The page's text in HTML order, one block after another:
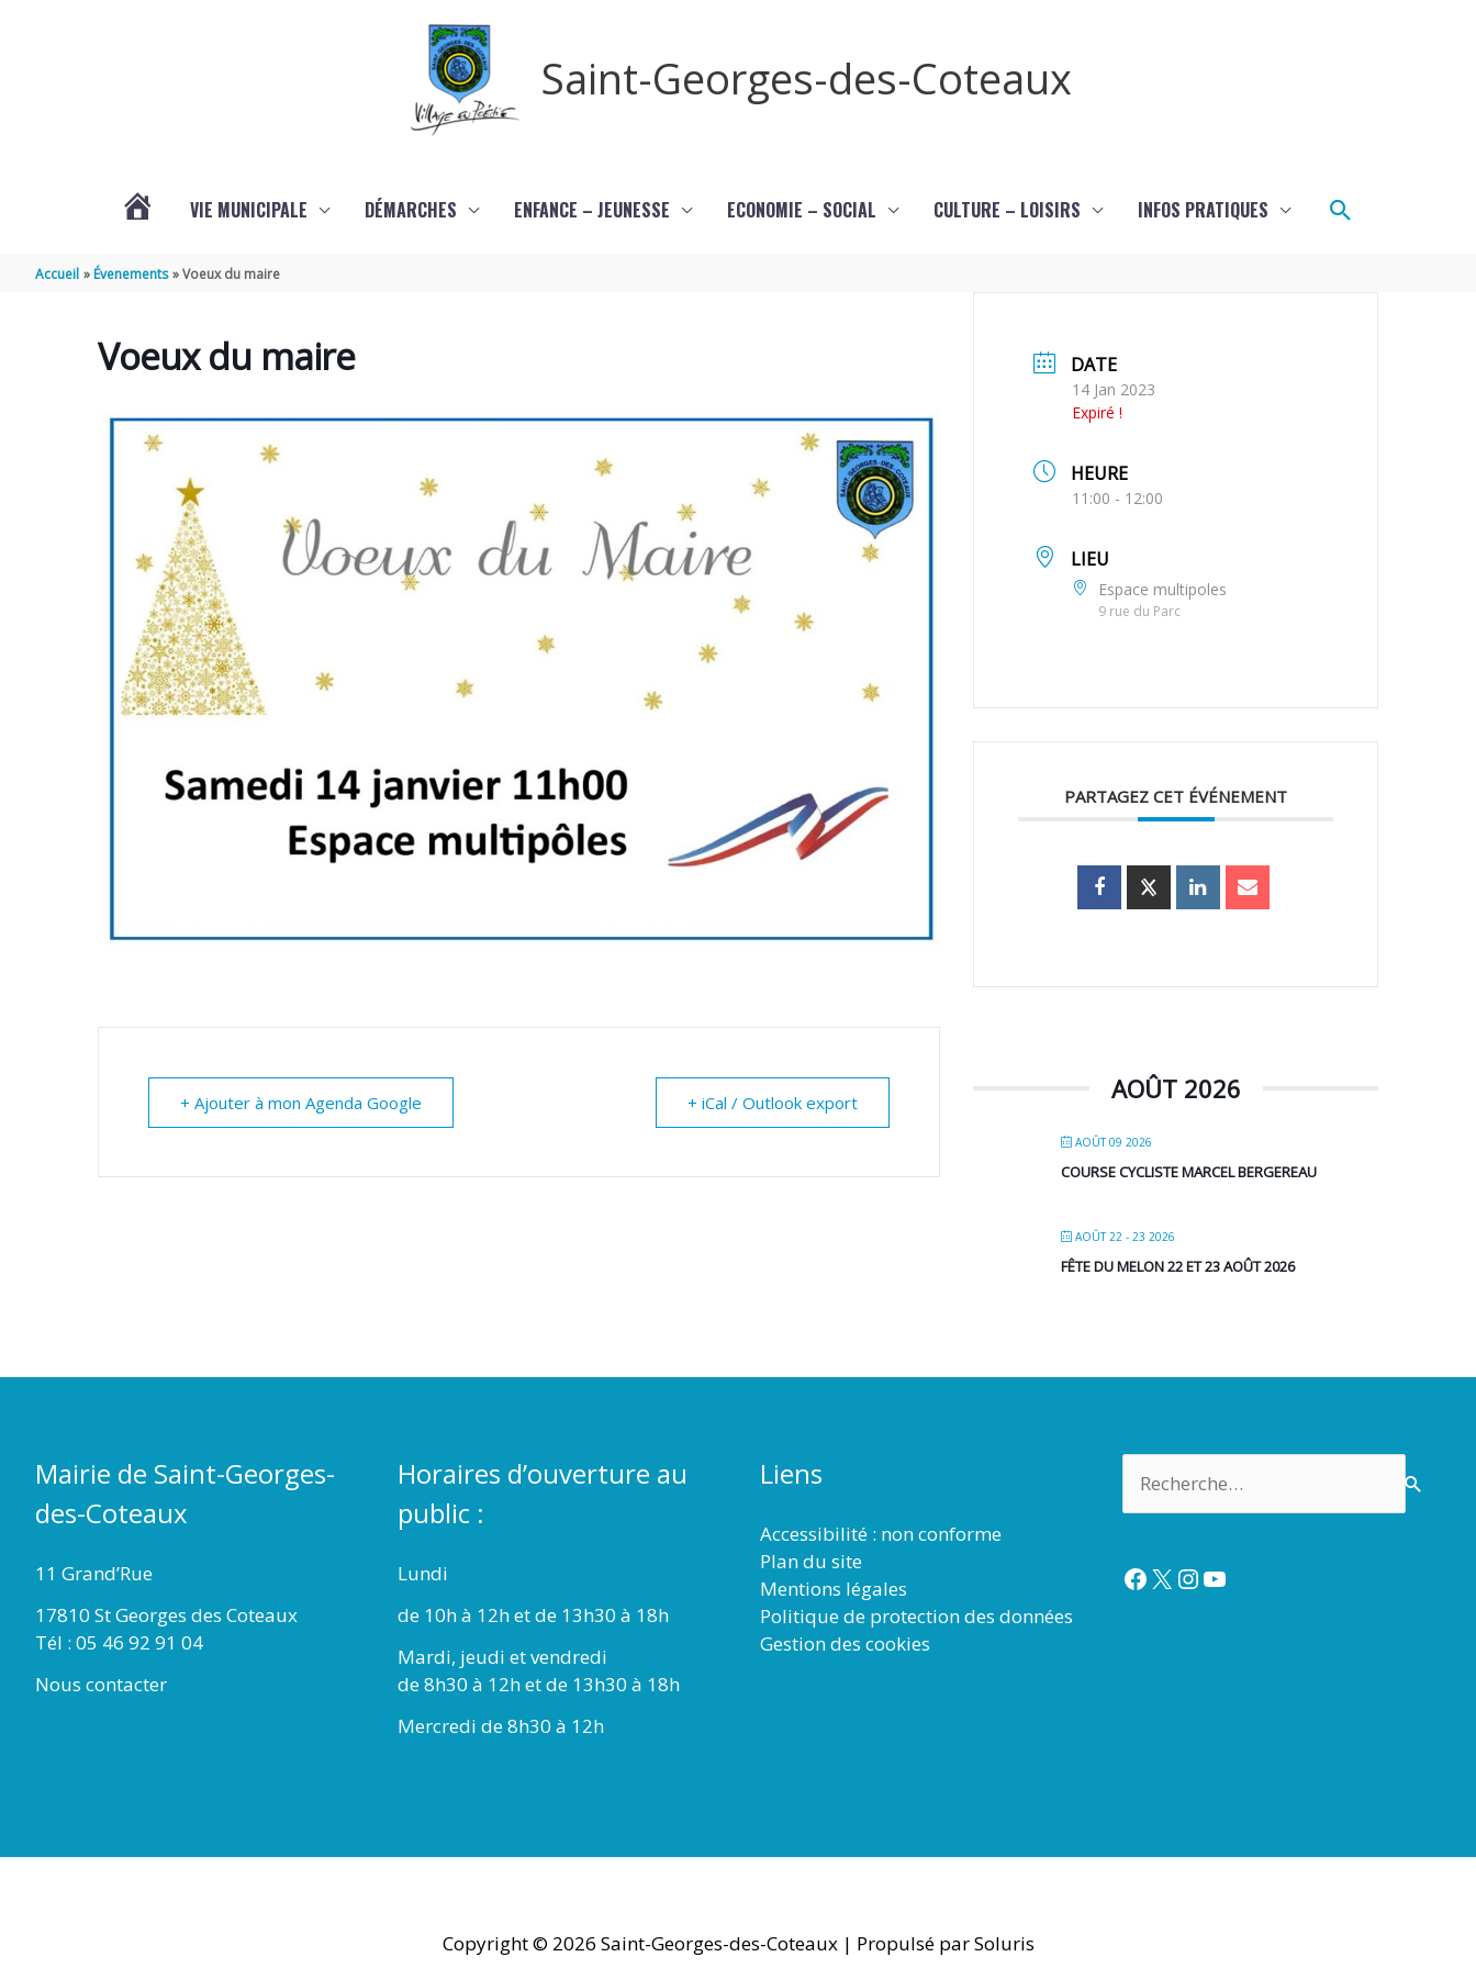
Saint-Georges-des-Coteaux
VIE MUNICIPALE DÉMARCHES ENFANCE – JEUNESSE ECONOMIE – SOCIAL CULTURE – LOISIRS INFOS PRATIQUES Rechercher
Accueil Évenements Voeux du maire
Voeux du maire
+ Ajouter à mon Agenda Google + iCal / Outlook export
DATE
14 Jan 2023
Expiré !
HEURE
11:00 - 12:00
LIEU
Espace multipoles
9 rue du Parc
PARTAGEZ CET ÉVÉNEMENT
AOÛT 2026
AOÛT 09 2026
COURSE CYCLISTE MARCEL BERGEREAU
AOÛT 22 - 23 2026
FÊTE DU MELON 22 ET 23 AOÛT 2026
Mairie de Saint-Georges-
des-Coteaux
11 Grand’Rue
17810 St Georges des Coteaux
Tél : 05 46 92 91 04
Nous contacter
Horaires d’ouverture au
public :
Lundi
de 10h à 12h et de 13h30 à 18h
Mardi, jeudi et vendredi
de 8h30 à 12h et de 13h30 à 18h
Mercredi de 8h30 à 12h
Liens
Accessibilité : non conforme
Plan du site
Mentions légales
Politique de protection des données
Gestion des cookies
Facebook
X Instagram
YouTube
Copyright © 2026 Saint-Georges-des-Coteaux| Propulsé par Soluris